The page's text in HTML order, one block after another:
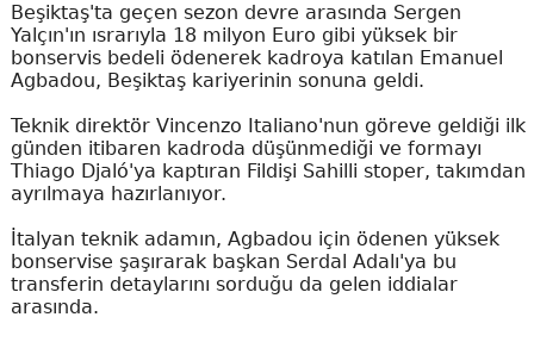
Beşiktaş'ta geçen sezon devre arasında Sergen
Yalçın'ın ısrarıyla 18 milyon Euro gibi yüksek bir
bonservis bedeli ödenerek kadroya katılan Emanuel
Agbadou, Beşiktaş kariyerinin sonuna geldi.
Teknik direktör Vincenzo Italiano'nun göreve geldiği ilk
günden itibaren kadroda düşünmediği ve formayı
Thiago Djaló'ya kaptıran Fildişi Sahilli stoper, takımdan
ayrılmaya hazırlanıyor.
İtalyan teknik adamın, Agbadou için ödenen yüksek
bonservise şaşırarak başkan Serdal Adalı'ya bu
transferin detaylarını sorduğu da gelen iddialar
arasında.